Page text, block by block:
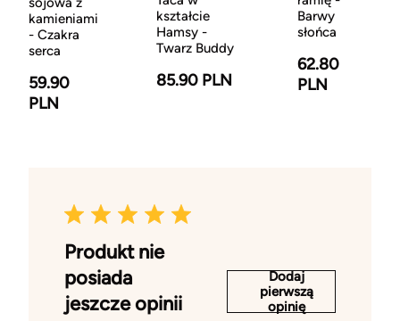
kamieniami
- Czakra
serca
59.90
PLN
kształcie
Hamsy -
Twarz Buddy
85.90 PLN
Barwy
słońca
62.80
PLN
Produkt nie
posiada
jeszcze opinii
Dodaj
pierwszą
opinię